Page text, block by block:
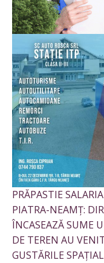
PRĂPASTIE
PIATRA-NEAMȚ:
ÎNCASEAZĂ SUME
DE TEREN AU
GUSTĂRILE